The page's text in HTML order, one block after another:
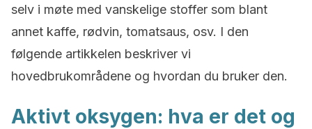
selv i møte med vanskelige stoffer som blant
annet kaffe, rødvin, tomatsaus, osv. I den
følgende artikkelen beskriver vi
hovedbrukområdene og hvordan du bruker den.
Aktivt oksygen: hva er det og